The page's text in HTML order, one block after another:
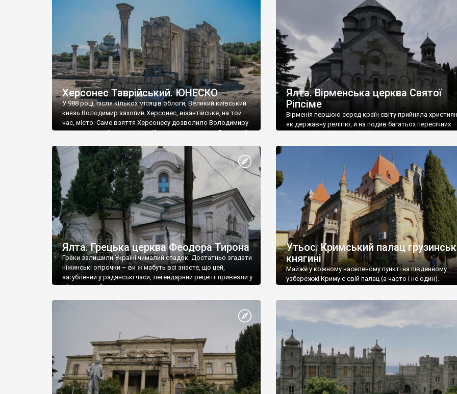
візантійської доби. Раритети викрадені з фондів об’єкту
культурної спадщини ЮНЕСКО «Херсонеса Таврійського».
Офіційно – на виставку «Золото Візантії», але експерти та
влада в Україні вважають це лише […]
називаються «повстяками» (postaki)…” “Вино. Крим
виробляє відмінне вино і його вдосталь: воно все
легке біле і дуже […]
Херсонес Таврійський. ЮНЕСКО
У 988 році, після кількох місяців облоги, Великий київський
князь Володимир захопив Херсонес, візантійське, на той
час, місто. Саме взяття Херсонесу дозволило Володимиру
диктувати свої умови візантійському імператору Василю ІІ,
Херсонесі Володимир-язичник, став Василем-
християнином. А потім було Хрещення Русі. На честь
Херсонесу Таврійського названо місто […]
Ялта. Вірменська церква Святої
Ріпсіме
Вірменія першою серед країн світу прийняла
як державну релігію, й на подив багатьох пересічних
Ялта. Грецька церква Феодора Тирона
Греки залишили Україні чималий спадок. Достатньо згадати
ніжинські огірочки – ви ж мабуть всі знаєте, що цей,
загублений у радянські часи, легендарний рецепт привезли у
Ніжин греки?
Утьос. Кримський палац
княгині
Майже у кожному населеному пункті на південному
узбережжі Криму є свій палац (а часто і не один).